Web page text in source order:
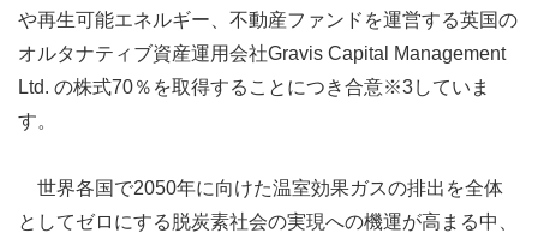
や再生可能エネルギー、不動産ファンドを運営する英国の
オルタナティブ資産運用会社Gravis Capital Management
Ltd. の株式70％を取得することにつき合意※3していま
す。
世界各国で2050年に向けた温室効果ガスの排出を全体
としてゼロにする脱炭素社会の実現への機運が高まる中、